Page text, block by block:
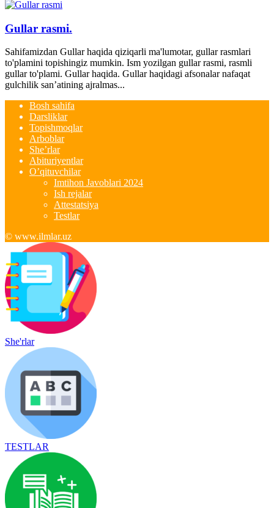
Gullar rasmi.
Sahifamizdan Gullar haqida qiziqarli ma'lumotar, gullar rasmlari
to'plamini topishingiz mumkin. Ism yozilgan gullar rasmi, rasmli
gullar to'plami. Gullar haqida. Gullar haqidagi afsonalar nafaqat
gulchilik san’atining ajralmas...
Bosh sahifa
Darsliklar
Topishmoqlar
Arboblar
She’rlar
Abituriyentlar
O’qituvchilar
Imtihon Javoblari 2024
Ish rejalar
Attestatsiya
Testlar
© www.ilmlar.uz
She'rlar
TESTLAR